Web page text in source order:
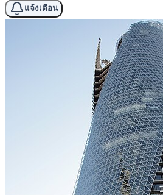
แจ้งเตือน